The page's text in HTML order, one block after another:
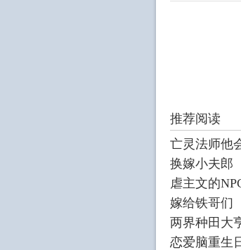
推荐阅读
亡灵法师他
换嫁小夫郎
虐主文的
嫁给铁哥们
两界种田大
恋爱脑重生